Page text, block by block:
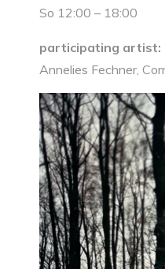
So 12:00 – 18:00
participating artist:
Annelies Fechner,